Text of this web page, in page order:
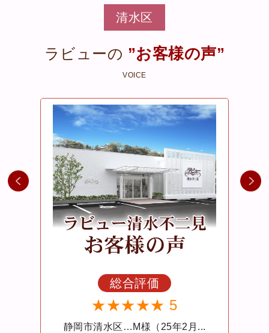
清水区
ラビューの ”お客様の声”
VOICE
総合評価
★★★★★ 5
静岡市清水区… A様（24年1...